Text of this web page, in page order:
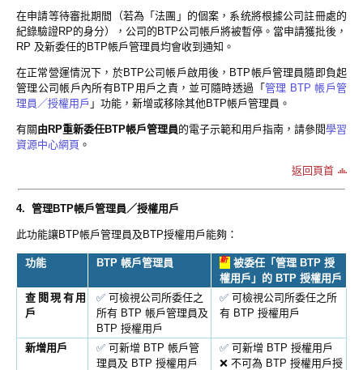
在申請等待審批期間（若為「法團」的個案，系统將根據公司註冊處的
紀錄驗證RP的身分），公司的BTP公司帳戶將被暫停。當申請獲批後，
RP 及新委任的BTP帳戶管理員均會收到通知。
在正常營運情況下，於BTP公司帳戶啟用後，BTP帳戶管理員隨即負起
管理公司帳戶內所有BTP用戶之責，並可隨時透過「 管理 BTP 帳戶管
理員／授權用戶 」功能，新增或移除其他BTP帳戶管理員。
有關 由RP重新委任BTP帳戶管理員的電子示範和用戶指南，請參閱學習
資源中心網頁 。
返回頁首
4. 管理BTP帳戶管理員／授權用戶
此功能讓BTP帳戶管理員及BTP授權用戶能夠：
功能 BTP 帳戶管理員 新 被委任「管理 BTP 授
權用戶」的 BTP 授權用戶
查閱現有用
戶
✅ 可檢視公司所委任之
所有 BTP 帳戶管理員及
BTP 授權用戶
✅ 可檢視公司所委任之所
有 BTP 授權用戶
新增用戶 ✅ 可新增 BTP 帳戶管
理員及 BTP 授權用戶
✅ 可新增 BTP 授權用戶
❌ 不可為 BTP 授權用戶授